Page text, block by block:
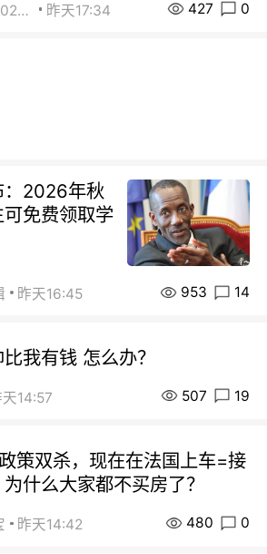
街友15402223 昨天17:34 427 0
：2026年秋
免费领取学
昨天16:45 953 14
我有钱 怎么办？
天14:57 507 19
策双杀，现在在法国上车=接
什么大家都不买房了？
昨天14:42 480 0